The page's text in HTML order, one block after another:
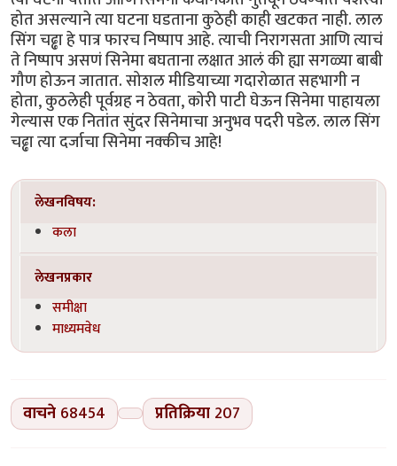
होत असल्याने त्या घटना घडताना कुठेही काही खटकत नाही. लाल
सिंग चढ्ढा हे पात्र फारच निष्पाप आहे. त्याची निरागसता आणि त्याचं
ते निष्पाप असणं सिनेमा बघताना लक्षात आलं की ह्या सगळ्या बाबी
गौण होऊन जातात. सोशल मीडियाच्या गदारोळात सहभागी न
होता, कुठलेही पूर्वग्रह न ठेवता, कोरी पाटी घेऊन सिनेमा पाहायला
गेल्यास एक नितांत सुंदर सिनेमाचा अनुभव पदरी पडेल. लाल सिंग
चढ्ढा त्या दर्जाचा सिनेमा नक्कीच आहे!
लेखनविषय:
कला
लेखनप्रकार
समीक्षा
माध्यमवेध
वाचने 68454 प्रतिक्रिया 207